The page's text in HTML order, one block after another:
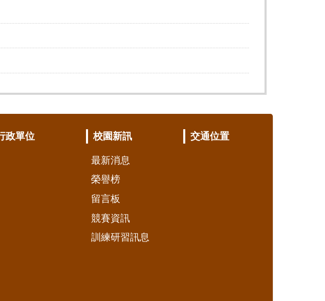
政單位 校園新訊
最新消息
榮譽榜
留言板
競賽資訊
訓練研習訊息
交通位置